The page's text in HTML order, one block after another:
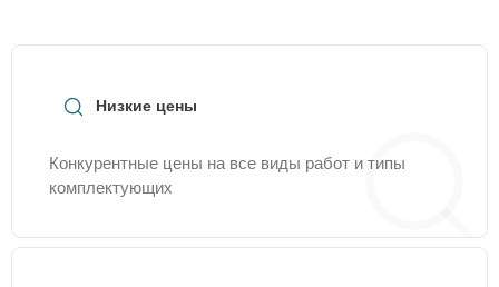
Низкие цены
Конкурентные цены на все виды работ и типы
комплектующих